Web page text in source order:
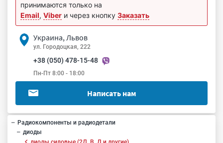
принимаются только на
Email, Viber и через кнопку Заказать
Украина, Львов
ул. Городоцкая, 222
+38 (050) 478-15-48
Пн-Пт 8:00 - 18:00
Написать нам
Радиокомпоненты и радиодетали
диоды